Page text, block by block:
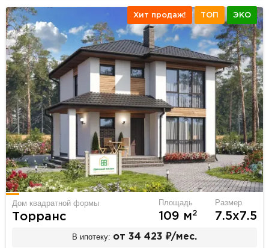
Хит продаж! ТОП ЭКО
Дом квадратной формы
Торранс
Площадь
109 м2
Размер
7.5х7.5
В ипотеку: от 34 423 ₽/мес.